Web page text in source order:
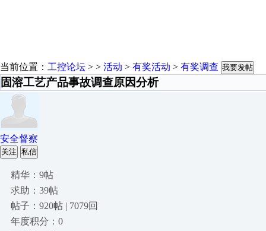
当前位置： 工控论坛 > > 活动 > 有奖活动 > 有奖调查 我要发帖
固溶工艺产品事故调查原因分析
安全督察
关注 私信
精华：9帖
求助：39帖
帖子：920帖 | 7079回
年度积分：0